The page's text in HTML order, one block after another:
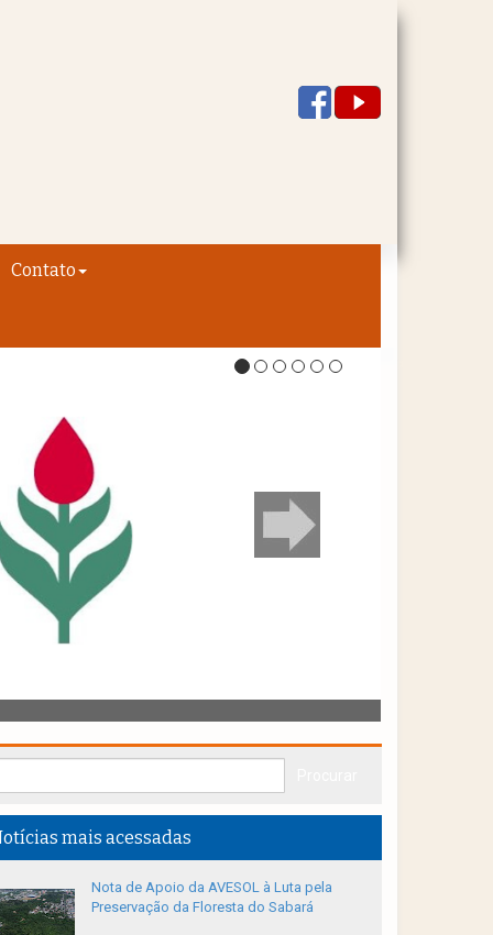
Contato
mais acessadas
Nota de Apoio da AVESOL à Luta pela
Preservação da Floresta do Sabará